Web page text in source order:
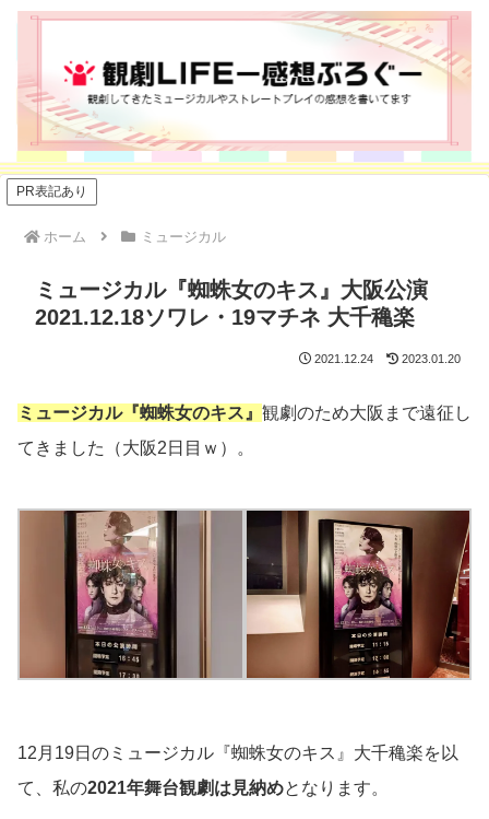
PR表記あり
ホーム ミュージカル
ミュージカル『蜘蛛女のキス』大阪公演
2021.12.18ソワレ・19マチネ 大千穐楽
2021.12.24 2023.01.20
ミュージカル『蜘蛛女のキス』 観劇のため大阪まで遠征し
てきました（大阪2日目ｗ）。
12月19日のミュージカル『蜘蛛女のキス』大千穐楽を以
て、私の2021年舞台観劇は見納めとなります。